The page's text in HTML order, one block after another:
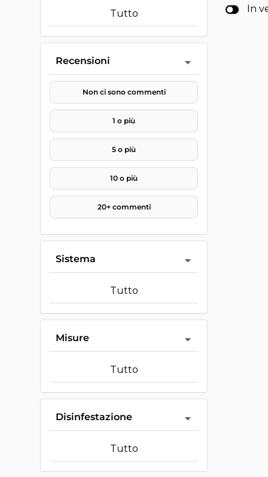
Tutto
Recensioni
Non ci sono commenti
1 o più
5 o più
10 o più
20+ commenti
Sistema
Tutto
Misure
Tutto
Disinfestazione
Tutto
In